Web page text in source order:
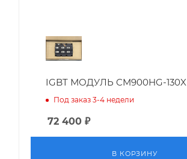
IGBT МОДУЛЬ CM900HG-130X
Под заказ 3-4 недели
72 400 ₽
В КОРЗИНУ